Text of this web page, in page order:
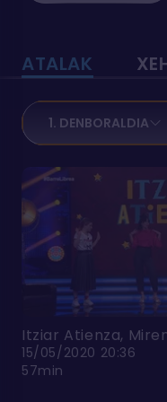
ATALAK
1. DENBORALDIA
Itziar Atienza,
15/05/2020 20:36
57min